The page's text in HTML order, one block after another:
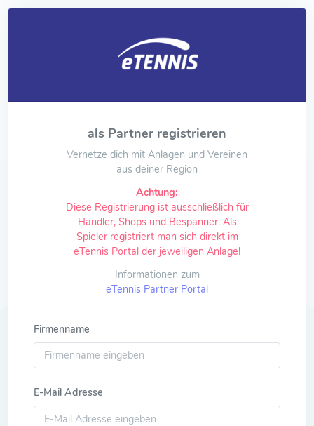
als Partner registrieren
Vernetze dich mit Anlagen und Vereinen
aus deiner Region
Achtung:
Diese Registrierung ist ausschließlich für
Händler, Shops und Bespanner. Als
Spieler registriert man sich direkt im
eTennis Portal der jeweiligen Anlage!
Informationen zum
eTennis Partner Portal
Firmenname
E-Mail Adresse